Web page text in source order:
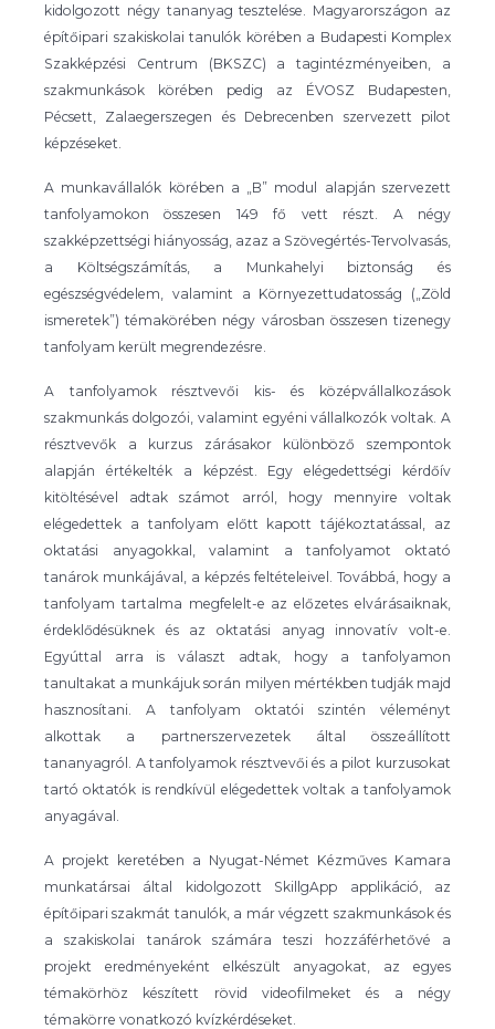
kidolgozott négy tananyag tesztelése. Magyarországon az
építőipari szakiskolai tanulók körében a Budapesti Komplex
Szakképzési Centrum (BKSZC) a tagintézményeiben, a
szakmunkások körében pedig az ÉVOSZ Budapesten,
Pécsett, Zalaegerszegen és Debrecenben szervezett pilot
képzéseket.
A munkavállalók körében a „B” modul alapján szervezett
tanfolyamokon összesen 149 fő vett részt. A négy
szakképzettségi hiányosság, azaz a Szövegértés-Tervolvasás,
a Költségszámítás, a Munkahelyi biztonság és
egészségvédelem, valamint a Környezettudatosság („Zöld
ismeretek”) témakörében négy városban összesen tizenegy
tanfolyam került megrendezésre.
A tanfolyamok résztvevői kis- és középvállalkozások
szakmunkás dolgozói, valamint egyéni vállalkozók voltak. A
résztvevők a kurzus zárásakor különböző szempontok
alapján értékelték a képzést. Egy elégedettségi kérdőív
kitöltésével adtak számot arról, hogy mennyire voltak
elégedettek a tanfolyam előtt kapott tájékoztatással, az
oktatási anyagokkal, valamint a tanfolyamot oktató
tanárok munkájával, a képzés feltételeivel. Továbbá, hogy a
tanfolyam tartalma megfelelt-e az előzetes elvárásaiknak,
érdeklődésüknek és az oktatási anyag innovatív volt-e.
Egyúttal arra is választ adtak, hogy a tanfolyamon
tanultakat a munkájuk során milyen mértékben tudják majd
hasznosítani. A tanfolyam oktatói szintén véleményt
alkottak a partnerszervezetek által összeállított
tananyagról. A tanfolyamok résztvevői és a pilot kurzusokat
tartó oktatók is rendkívül elégedettek voltak a tanfolyamok
anyagával.
A projekt keretében a Nyugat-Német Kézműves Kamara
munkatársai által kidolgozott SkillgApp applikáció, az
építőipari szakmát tanulók, a már végzett szakmunkások és
a szakiskolai tanárok számára teszi hozzáférhetővé a
projekt eredményeként elkészült anyagokat, az egyes
témakörhöz készített rövid videofilmeket és a négy
témakörre vonatkozó kvízkérdéseket.